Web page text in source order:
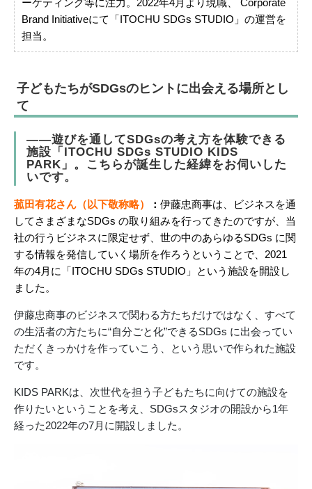
ーケティング等に注力。2022年4月より現職、 Corporate
Brand Initiativeにて「ITOCHU SDGs STUDIO」の運営を
担当。
子どもたちがSDGsのヒントに出会える場所とし
て
――遊びを通してSDGsの考え方を体験できる
施設「ITOCHU SDGs STUDIO KIDS
PARK」。こちらが誕生した経緯をお伺いした
いです。
菰田有花さん（以下敬称略） ： 伊藤忠商事は、ビジネスを通
してさまざまなSDGs の取り組みを行ってきたのですが、当
社の行うビジネスに限定せず、世の中のあらゆるSDGs に関
する情報を発信していく場所を作ろうということで、2021
年の4月に「ITOCHU SDGs STUDIO」という施設を開設し
ました。
伊藤忠商事のビジネスで関わる方たちだけではなく、すべて
の生活者の方たちに“自分ごと化”できるSDGs に出会ってい
ただくきっかけを作っていこう、という思いで作られた施設
です。
KIDS PARKは、次世代を担う子どもたちに向けての施設を
作りたいということを考え、SDGsスタジオの開設から1年
経った2022年の7月に開設しました。